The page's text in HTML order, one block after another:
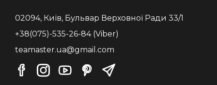
02094, Київ, Бульвар Верховної Ради 33/1
+38(075)-535-26-84 (Viber)
teamaster.ua@gmail.com